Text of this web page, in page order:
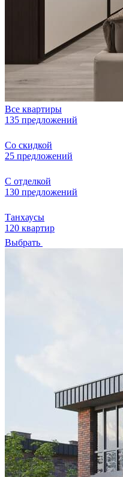
Все квартиры
135 предложений
Со скидкой
25 предложений
С отделкой
130 предложений
Танхаусы
120 квартир
Выбрать